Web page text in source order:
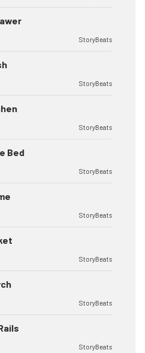
StoryBeats
StoryBeats
StoryBeats
Bed
StoryBeats
StoryBeats
StoryBeats
StoryBeats
StoryBeats